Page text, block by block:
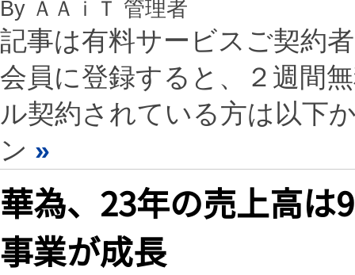
By ＡＡｉＴ 管理者
記事は有料サービスご契約
会員に登録すると、２週間
ル契約されている方は以下
ン »
華為、23年の売上高
事業が成長